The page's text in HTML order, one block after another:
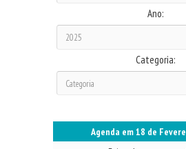
Ano:
Categoria:
Agenda em 18 de